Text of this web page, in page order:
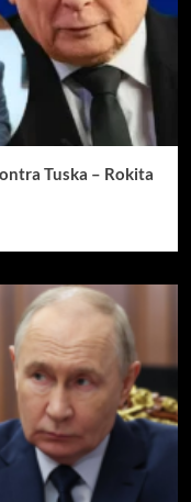
Tuska – Rokita